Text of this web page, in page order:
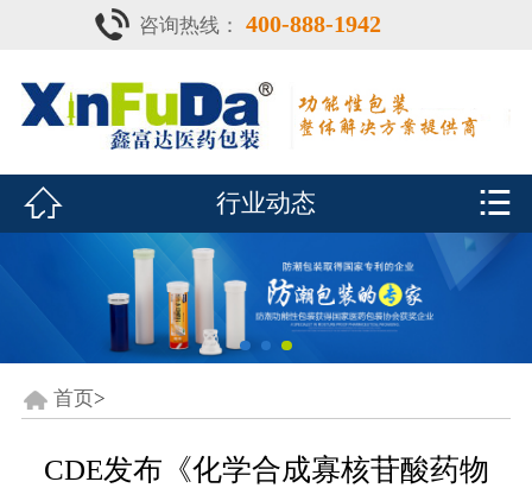
 首页
产品中心
鑫富达资质
行业动态
联系我们
咨询热线： 400-888-1942
 行业动态 
首页>
CDE发布《化学合成寡核苷酸药物